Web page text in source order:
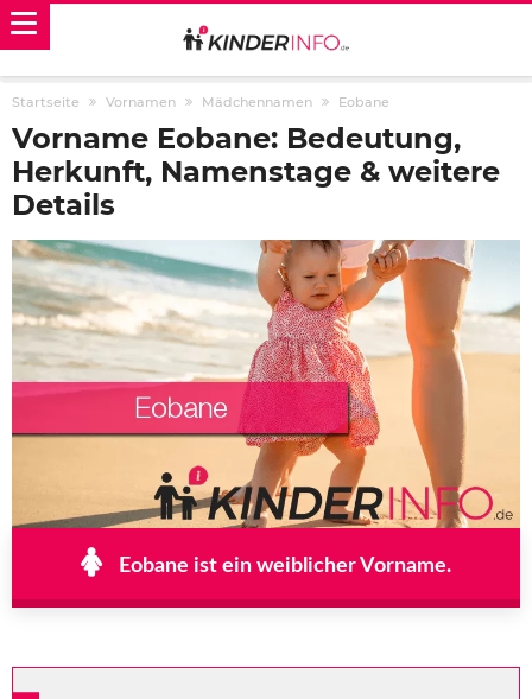
Startseite Vornamen Mädchennamen Eobane
Vorname Eobane: Bedeutung,
Herkunft, Namenstage & weitere
Details
Eobane ist ein weiblicher Vorname.